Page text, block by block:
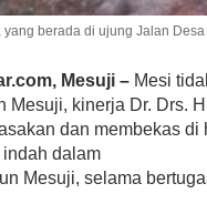
berada di ujung Jalan
Mesuji – Mesi
Mesuji, kinerja Dr. Drs.
dan membekas
indah dalam
Mesuji, selama